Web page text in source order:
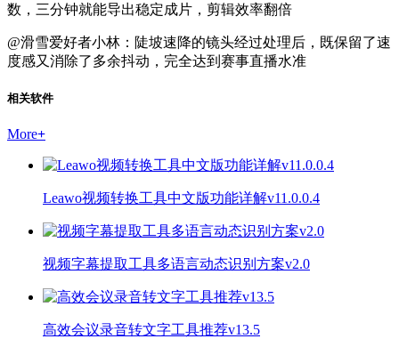
数，三分钟就能导出稳定成片，剪辑效率翻倍
@滑雪爱好者小林：陡坡速降的镜头经过处理后，既保留了速
度感又消除了多余抖动，完全达到赛事直播水准
相关软件
More+
Leawo视频转换工具中文版功能详解v11.0.0.4
视频字幕提取工具多语言动态识别方案v2.0
高效会议录音转文字工具推荐v13.5